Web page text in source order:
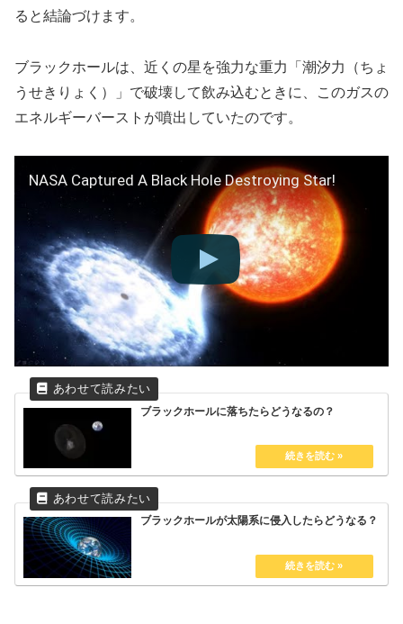
ると結論づけます。
ブラックホールは、近くの星を強力な重力「潮汐力（ちょ
うせきりょく）」で破壊して飲み込むときに、このガスの
エネルギーバーストが噴出していたのです。
NASA Captured A Black Hole Destroying Star!
ブラックホールに落ちたらどうなるの？
ブラックホールが太陽系に侵入したらどうなる？